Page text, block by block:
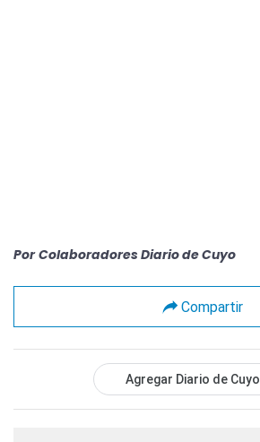
Por Colaboradores Diario de Cuyo
Compartir
Agregar Diario de